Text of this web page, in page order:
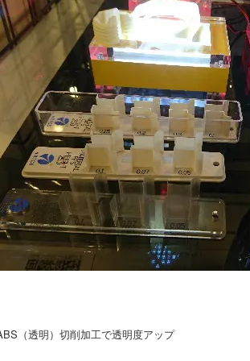
（透明）切削加工で透明度アップ